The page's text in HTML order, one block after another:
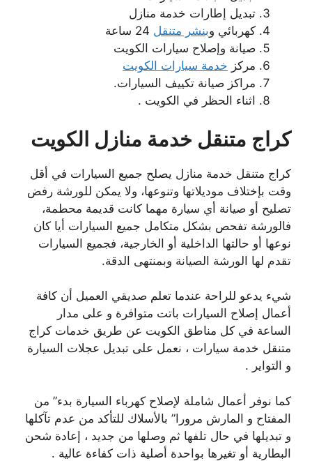
تبديل إطارات خدمة منازل
كهربائي وبنشر متنقل
صيانة وإصلاح سيارات الكويت
مركز خدمة سيارات الكويت
مراكز صيانة تكييف السيارات.
اثناء الحظر في الكويت .
كراج متنقل خدمة منازل الكويت
كراج متنقل خدمة منازل يصلح جميع السيارات في أقل
وقت بإختلاف موديلاتها وتنوعها، ولا يمكن للورشة رفض
تصليح أو صيانة أي سيارة مهما كانت قديمة محطمة،
فالورشة تفحص بشكل متكامل جميع السيارات أيا كان
نوعها أو حالتها الداخلية أو الخارجية، فجميع السيارات
تقدم لها الورشة الصيانة وبمنتهى الدقة.
شيء يدعو للراحة عندما تعلم صديقي العميل أن كافة
أعمال إصلاح السيارات باتت متوافرة و على مدار
الساعة في كل مناطق الكويت عن طريق خدمات كراج
متنقل خدمة سيارات ، نعمل على تبديل عجلات السيارة
و التواير .
كما نوفر أعمال شاملة لإصلاح كهرباء السيارة بدء” من
المفتاح و المارش مرورا” بالأسلاك للتأكد من عدم تآكلها
و تبديلها في حال تلفها ثم وصلها من جديد ، إعادة شحن
البطارية أو تغيرها بواحدة أصلية ذات كفاءة عالية .